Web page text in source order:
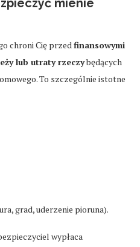
mienie
chroni Cię przedfinansowymi
lub utraty rzeczybędących
To szczególnie istotne
grad, uderzenie pioruna).
wypłaca